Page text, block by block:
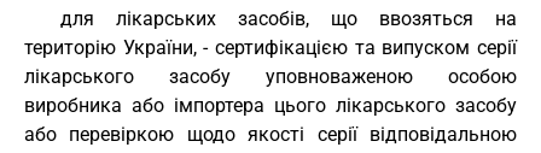
для лікарських засобів, що ввозяться на
територію України, - сертифікацією та випуском серії
лікарського засобу уповноваженою особою
виробника або імпортера цього лікарського засобу
або перевіркою щодо якості серії відповідальною